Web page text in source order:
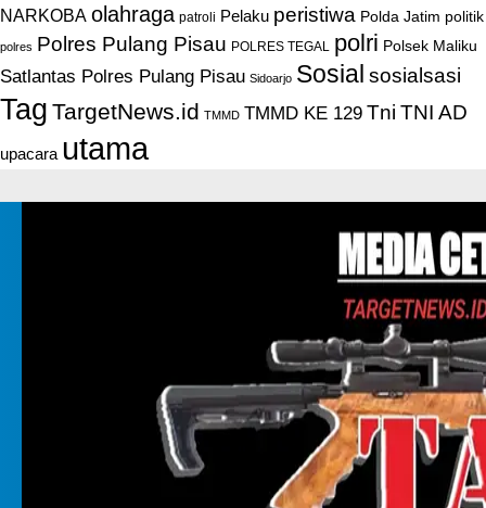
NARKOBA olahraga patroli Pelaku peristiwa Polda Jatim politik
polres Polres Pulang Pisau POLRES TEGAL polri Polsek Maliku
Satlantas Polres Pulang Pisau Sidoarjo Sosial sosialsasi
Tag TargetNews.id TMMD TMMD KE 129 Tni TNI AD
upacara utama